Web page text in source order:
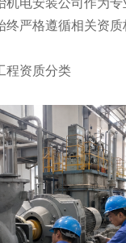
机电安装公司作为
终严格遵循相关资质
资质分类